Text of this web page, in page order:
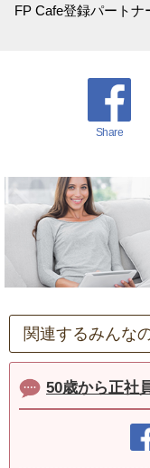
FP Cafe登録パートナ
Share
関連するみんな
50歳から正社